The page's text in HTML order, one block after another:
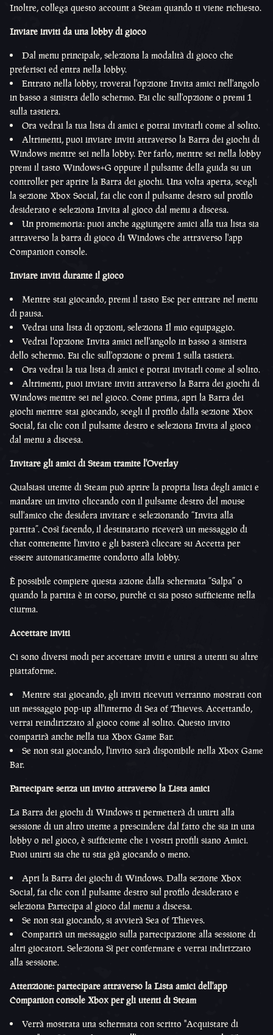
Inoltre, collega questo account a Steam quando ti viene richiesto.
Inviare inviti da una lobby di gioco
Dal menu principale, seleziona la modalità di gioco che
preferisci ed entra nella lobby.
Entrato nella lobby, troverai l'opzione Invita amici nell'angolo
in basso a sinistra dello schermo. Fai clic sull'opzione o premi 1
sulla tastiera.
Ora vedrai la tua lista di amici e potrai invitarli come al solito.
Altrimenti, puoi inviare inviti attraverso la Barra dei giochi di
Windows mentre sei nella lobby. Per farlo, mentre sei nella lobby
premi il tasto Windows+G oppure il pulsante della guida su un
controller per aprire la Barra dei giochi. Una volta aperta, scegli
la sezione Xbox Social, fai clic con il pulsante destro sul profilo
desiderato e seleziona Invita al gioco dal menu a discesa.
Un promemoria: puoi anche aggiungere amici alla tua lista sia
attraverso la barra di gioco di Windows che attraverso l'app
Companion console.
Inviare inviti durante il gioco
Mentre stai giocando, premi il tasto Esc per entrare nel menu
di pausa.
Vedrai una lista di opzioni, seleziona Il mio equipaggio.
Vedrai l'opzione Invita amici nell'angolo in basso a sinistra
dello schermo. Fai clic sull'opzione o premi 1 sulla tastiera.
Ora vedrai la tua lista di amici e potrai invitarli come al solito.
Altrimenti, puoi inviare inviti attraverso la Barra dei giochi di
Windows mentre sei nel gioco. Come prima, apri la Barra dei
giochi mentre stai giocando, scegli il profilo dalla sezione Xbox
Social, fai clic con il pulsante destro e seleziona Invita al gioco
dal menu a discesa.
Invitare gli amici di Steam tramite l'Overlay
Qualsiasi utente di Steam può aprire la propria lista degli amici e
mandare un invito cliccando con il pulsante destro del mouse
sull'amico che desidera invitare e selezionando “Invita alla
partita”. Così facendo, il destinatario riceverà un messaggio di
chat contenente l'invito e gli basterà cliccare su Accetta per
essere automaticamente condotto alla lobby.
È possibile compiere questa azione dalla schermata “Salpa” o
quando la partita è in corso, purché ci sia posto sufficiente nella
ciurma.
Accettare inviti
Ci sono diversi modi per accettare inviti e unirsi a utenti su altre
piattaforme.
Mentre stai giocando, gli inviti ricevuti verranno mostrati con
un messaggio pop-up all'interno di Sea of Thieves. Accettando,
verrai reindirizzato al gioco come al solito. Questo invito
comparirà anche nella tua Xbox Game Bar.
Se non stai giocando, l'invito sarà disponibile nella Xbox Game
Bar.
Partecipare senza un invito attraverso la Lista amici
La Barra dei giochi di Windows ti permetterà di unirti alla
sessione di un altro utente a prescindere dal fatto che sia in una
lobby o nel gioco, è sufficiente che i vostri profili siano Amici.
Puoi unirti sia che tu stia già giocando o meno.
Apri la Barra dei giochi di Windows. Dalla sezione Xbox
Social, fai clic con il pulsante destro sul profilo desiderato e
seleziona Partecipa al gioco dal menu a discesa.
Se non stai giocando, si avvierà Sea of Thieves.
Comparirà un messaggio sulla partecipazione alla sessione di
altri giocatori. Seleziona Sì per confermare e verrai indirizzato
alla sessione.
Attenzione: partecipare attraverso la Lista amici dell'app
Companion console Xbox per gli utenti di Steam
Verrà mostrata una schermata con scritto "Acquistare di